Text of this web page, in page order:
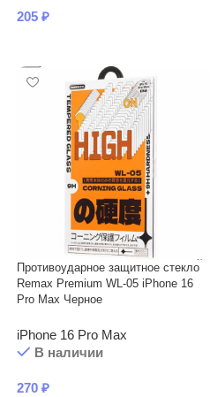
205 ₽
Противоударное защитное стекло
Remax Premium WL-05 iPhone 16
Pro Max Черное
iPhone 16 Pro Max
В наличии
270 ₽